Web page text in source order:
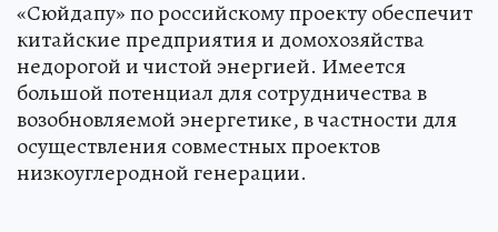
«Сюйдапу» по российскому проекту обеспечит
китайские предприятия и домохозяйства
недорогой и чистой энергией. Имеется
большой потенциал для сотрудничества в
возобновляемой энергетике, в частности для
осуществления совместных проектов
низкоуглеродной генерации.